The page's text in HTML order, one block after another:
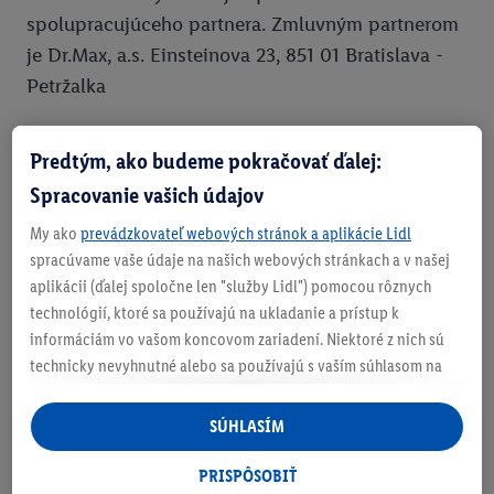
spolupracujúceho partnera. Zmluvným partnerom
je Dr.Max, a.s. Einsteinova 23, 851 01 Bratislava -
Petržalka
Postup pre uplatnenie zľavového kódu:
1. Skopíruj si unikátny kód z aplikácie Lidl Plus.
2. Prejdi na stránku partnera www.drmax.sk/lidl-
leto
3. Prihlás sa do svojho konta ako člen Dr.Max
CLUB
4. Vyber si z produktov letnej lekárničky
5. V košíku vlož skopírovaný kód do poľa „Mám
6. Dokonči objednávku.
Predtým, ako budeme pokračovať ďalej:
Spracovanie vašich údajov
My ako prevádzkovateľ webových stránok a aplikácie Lidl
spracúvame vaše údaje na našich webových stránkach a v našej
aplikácii (ďalej spoločne len "služby Lidl") pomocou rôznych
technológií, ktoré sa používajú na ukladanie a prístup k
informáciám vo vašom koncovom zariadení. Niektoré z nich sú
technicky nevyhnutné alebo sa používajú s vaším súhlasom na
personalizovanú reklamu v rámci služieb Lidl aj mimo nich. Ak
ste účastníkom programu Lidl Plus, na tieto účely sa spracúvajú
aj údaje z vášho nákupného správania v obchode.
PRISPÔSOBIŤ
SÚHLASÍM